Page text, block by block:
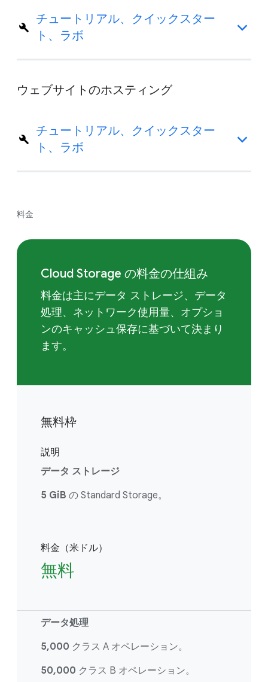
チュートリアル、クイックスター
ト、ラボ
ウェブサイトのホスティング
チュートリアル、クイックスター
ト、ラボ
料金
Cloud Storage の料金の仕組み
料金は主にデータ ストレージ、データ
処理、ネットワーク使用量、オプショ
ンのキャッシュ保存に基づいて決まり
ます。
無料枠
説明
データ ストレージ
5 GiB の Standard Storage。
料金（米ドル）
無料
データ処理
5,000 クラス A オペレーション。
50,000 クラス B オペレーション。